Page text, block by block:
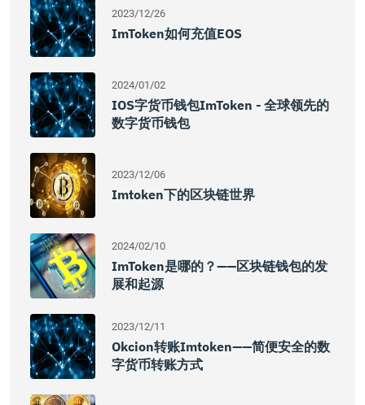
2023/12/26
ImToken如何充值EOS
2024/01/02
IOS字货币钱包imToken - 全球领先的
数字货币钱包
2023/12/06
Imtoken下的区块链世界
2024/02/10
ImToken是哪的？——区块链钱包的发
展和起源
2023/12/11
Okcion转账imtoken——简便安全的数
字货币转账方式